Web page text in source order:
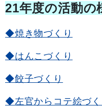
21年度の活動の
◆焼き物づくり
◆はんこづくり
◆餃子づくり
◆左官からコテ絵づく